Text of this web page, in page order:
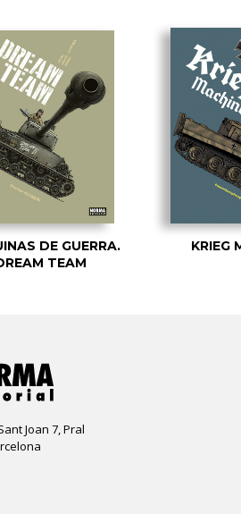
DE GUERRA.
TEAM
KRIEG
Joan 7, Pral